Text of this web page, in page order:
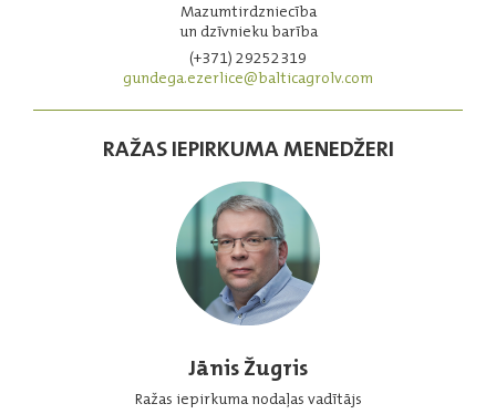
Mazumtirdzniecība
un dzīvnieku barība
(+371) 29252319
gundega.ezerlice@balticagrolv.com
RAŽAS IEPIRKUMA MENEDŽERI
Jānis Žugris
Ražas iepirkuma nodaļas vadītājs